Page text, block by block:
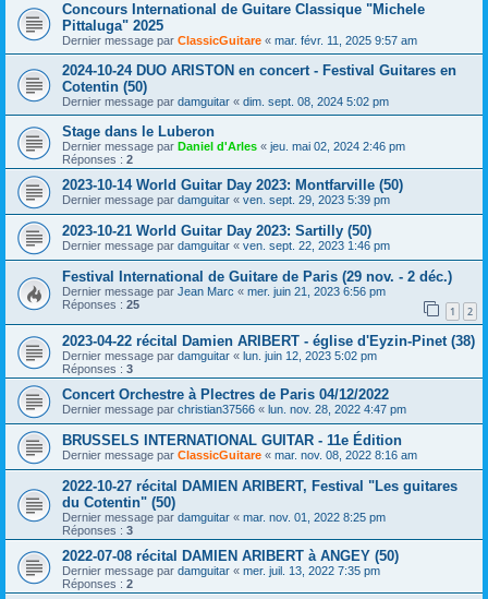
Concours International de Guitare Classique "Michele
Pittaluga" 2025
Dernier message par ClassicGuitare « mar. févr. 11, 2025 9:57 am
2024-10-24 DUO ARISTON en concert - Festival Guitares en
Cotentin (50)
Dernier message par damguitar « dim. sept. 08, 2024 5:02 pm
Stage dans le Luberon
Dernier message par Daniel d'Arles « jeu. mai 02, 2024 2:46 pm
Réponses : 2
2023-10-14 World Guitar Day 2023: Montfarville (50)
Dernier message par damguitar « ven. sept. 29, 2023 5:39 pm
2023-10-21 World Guitar Day 2023: Sartilly (50)
Dernier message par damguitar « ven. sept. 22, 2023 1:46 pm
Festival International de Guitare de Paris (29 nov. - 2 déc.)
Dernier message par Jean Marc « mer. juin 21, 2023 6:56 pm
Réponses : 25 1 2
2023-04-22 récital Damien ARIBERT - église d'Eyzin-Pinet (38)
Dernier message par damguitar « lun. juin 12, 2023 5:02 pm
Réponses : 3
Concert Orchestre à Plectres de Paris 04/12/2022
Dernier message par christian37566 « lun. nov. 28, 2022 4:47 pm
BRUSSELS INTERNATIONAL GUITAR - 11e Édition
Dernier message par ClassicGuitare « mar. nov. 08, 2022 8:16 am
2022-10-27 récital DAMIEN ARIBERT, Festival "Les guitares
du Cotentin" (50)
Dernier message par damguitar « mar. nov. 01, 2022 8:25 pm
Réponses : 3
2022-07-08 récital DAMIEN ARIBERT à ANGEY (50)
Dernier message par damguitar « mer. juil. 13, 2022 7:35 pm
Réponses : 2